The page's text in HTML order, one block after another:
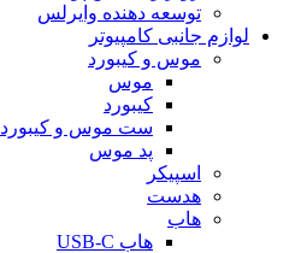
توسعه دهنده وایرلس
لوازم جانبی کامپیوتر
موس و کیبورد
موس
کیبورد
ست موس و کیبورد
پد موس
اسپیکر
هدست
هاب
هاب USB-C